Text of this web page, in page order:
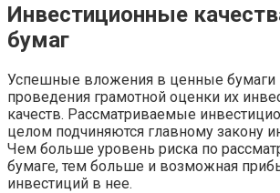
Инвестиционные
бумаг
Успешные вложения в ценные
проведения грамотной оценки их
качеств. Рассматриваемые
целом подчиняются главному закону
Чем больше уровень риска по
бумаге, тем больше и возможная
инвестиций в нее.